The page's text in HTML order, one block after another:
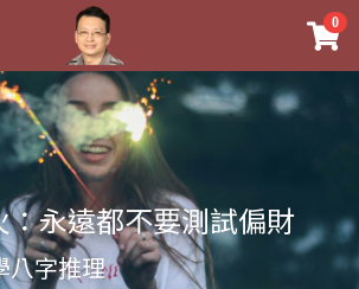
0
：永遠都不要測試偏財
八字推理
×
商品分類
班
戰錄》完整典藏版